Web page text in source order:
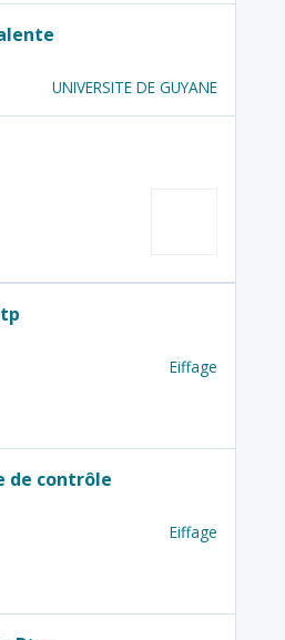
UNIVERSITE DE GUYANE
Eiffage
de contrôle
Eiffage